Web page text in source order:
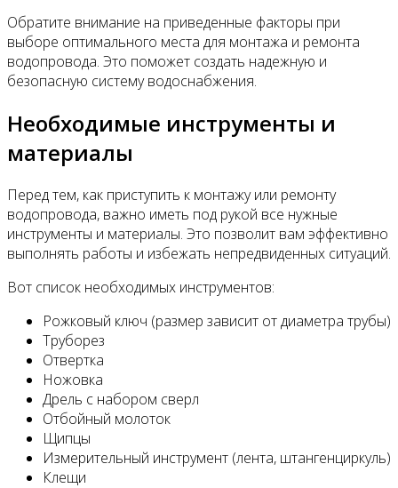
Обратите внимание на приведенные факторы при
выборе оптимального места для монтажа и ремонта
водопровода. Это поможет создать надежную и
безопасную систему водоснабжения.
Необходимые инструменты и
материалы
Перед тем, как приступить к монтажу или ремонту
водопровода, важно иметь под рукой все нужные
инструменты и материалы. Это позволит вам эффективно
выполнять работы и избежать непредвиденных ситуаций.
Вот список необходимых инструментов:
Рожковый ключ (размер зависит от диаметра трубы)
Труборез
Отвертка
Ножовка
Дрель с набором сверл
Отбойный молоток
Щипцы
Измерительный инструмент (лента, штангенциркуль)
Клещи